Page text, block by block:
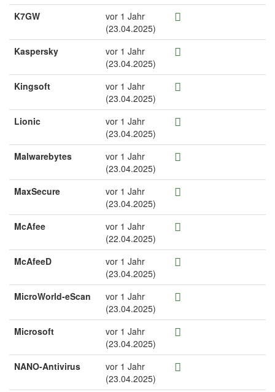
K7GW
vor 1 Jahr
(23.04.2025)
Kaspersky
vor 1 Jahr
(23.04.2025)
Kingsoft
vor 1 Jahr
(23.04.2025)
Lionic
vor 1 Jahr
(23.04.2025)
Malwarebytes
vor 1 Jahr
(23.04.2025)
MaxSecure
vor 1 Jahr
(23.04.2025)
McAfee
vor 1 Jahr
(22.04.2025)
McAfeeD
vor 1 Jahr
(23.04.2025)
MicroWorld-eScan
vor 1 Jahr
(23.04.2025)
Microsoft
vor 1 Jahr
(23.04.2025)
NANO-Antivirus
vor 1 Jahr
(23.04.2025)